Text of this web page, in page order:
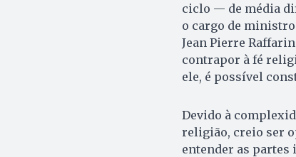
ciclo — de média
o cargo de
Jean Pierre
contrapor à fé
ele, é possível
Devido à
religião, creio ser
entender as partes